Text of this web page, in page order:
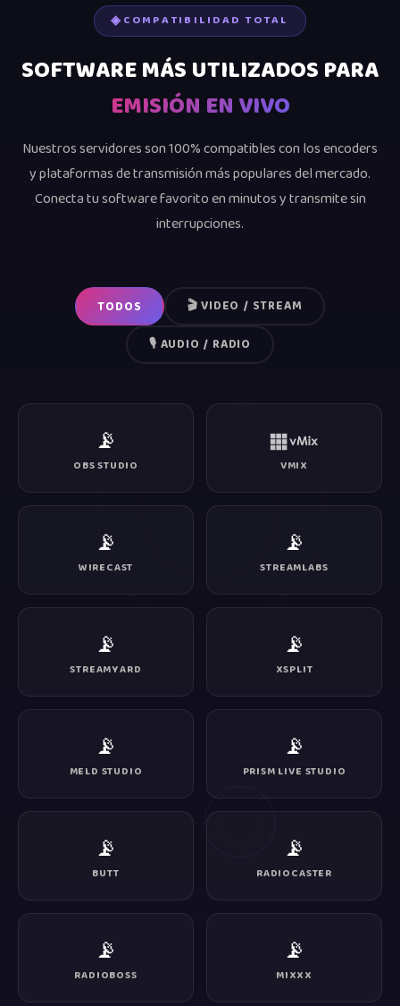
COMPATIBILIDAD TOTAL
SOFTWARE MÁS UTILIZADOS PARA
EMISIÓN EN VIVO
Nuestros servidores son 100% compatibles con los encoders
y plataformas de transmisión más populares del mercado.
Conecta tu software favorito en minutos y transmite sin
interrupciones.
TODOS
🎬 VIDEO / STREAM
🎙️ AUDIO / RADIO
📡
OBS STUDIO VMIX
📡
WIRECAST
📡
STREAMLABS
📡
STREAMYARD
📡
XSPLIT
📡
MELD STUDIO
📡
PRISM LIVE STUDIO
📡
BUTT
📡
RADIOCASTER
📡
RADIOBOSS
📡
MIXXX